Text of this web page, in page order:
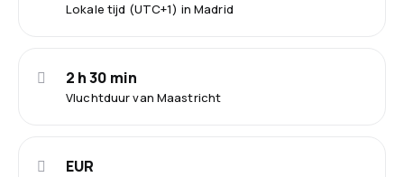
Lokale tijd (UTC+1) in Madrid
Vluchtduur van Maastricht
2 h 30 min
EUR